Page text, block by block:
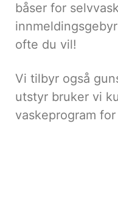
båser for
ofte du vil!
Vi tilbyr også
utstyr bruker vi
vaskeprogram